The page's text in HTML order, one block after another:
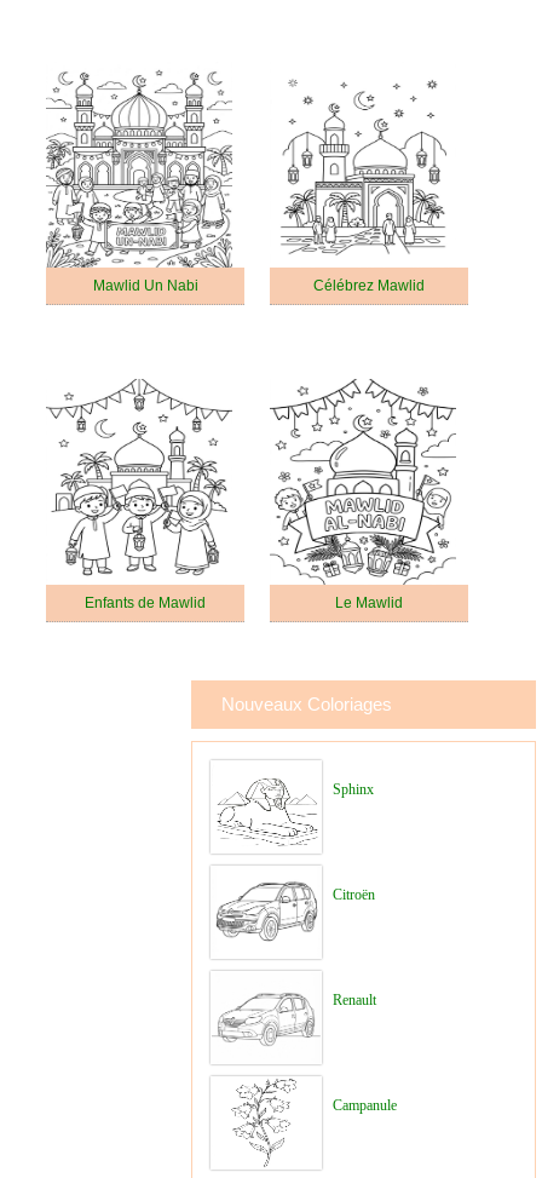
Mawlid Un Nabi Célébrez Mawlid
Enfants de Mawlid Le Mawlid
Nouveaux Coloriages
Sphinx
Citroën
Renault
Campanule